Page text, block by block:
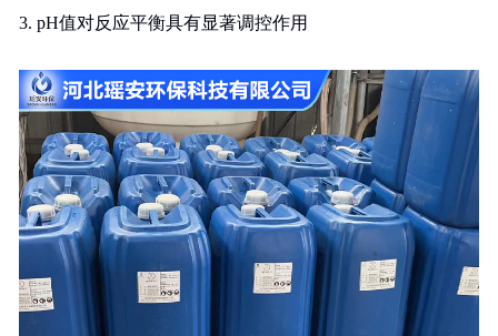
3. pH值对反应平衡具有显著调控作用